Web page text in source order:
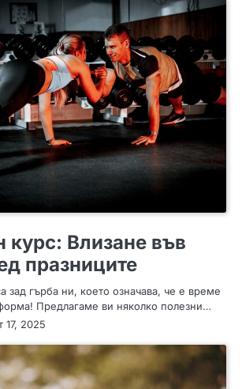
курс: Влизане във
празниците
зад гърба ни, което означава, че е време
Предлагаме ви няколко полезни…
17, 2025